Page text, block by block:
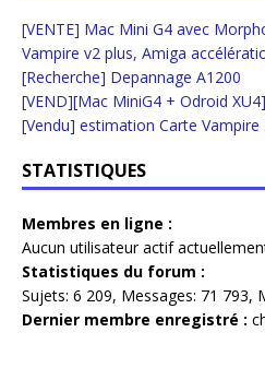
[VENTE] Mac Mini G4 avec
Vampire v2 plus, Amiga
[Recherche] Depannage A1200
[VEND][Mac MiniG4 + Odroid XU4]
[Vendu] estimation Carte Vampire
STATISTIQUES
Membres en ligne :
Aucun utilisateur actif
Statistiques du forum :
Sujets: 6 209, Messages: 71 793,
Dernier membre enregistré :